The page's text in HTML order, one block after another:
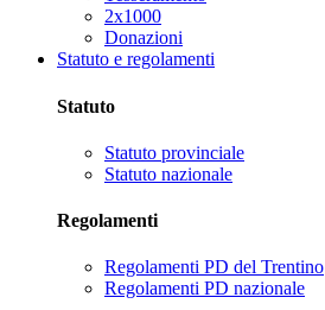
2x1000
Donazioni
Statuto e regolamenti
Statuto
Statuto provinciale
Statuto nazionale
Regolamenti
Regolamenti PD del Trentino
Regolamenti PD nazionale